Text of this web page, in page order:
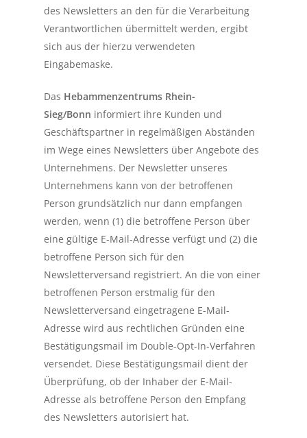
des Newsletters an den für die Verarbeitung
Verantwortlichen übermittelt werden, ergibt
sich aus der hierzu verwendeten
Eingabemaske.
Das Hebammenzentrums Rhein-
Sieg/Bonn informiert ihre Kunden und
Geschäftspartner in regelmäßigen Abständen
im Wege eines Newsletters über Angebote des
Unternehmens. Der Newsletter unseres
Unternehmens kann von der betroffenen
Person grundsätzlich nur dann empfangen
werden, wenn (1) die betroffene Person über
eine gültige E-Mail-Adresse verfügt und (2) die
betroffene Person sich für den
Newsletterversand registriert. An die von einer
betroffenen Person erstmalig für den
Newsletterversand eingetragene E-Mail-
Adresse wird aus rechtlichen Gründen eine
Bestätigungsmail im Double-Opt-In-Verfahren
versendet. Diese Bestätigungsmail dient der
Überprüfung, ob der Inhaber der E-Mail-
Adresse als betroffene Person den Empfang
des Newsletters autorisiert hat.